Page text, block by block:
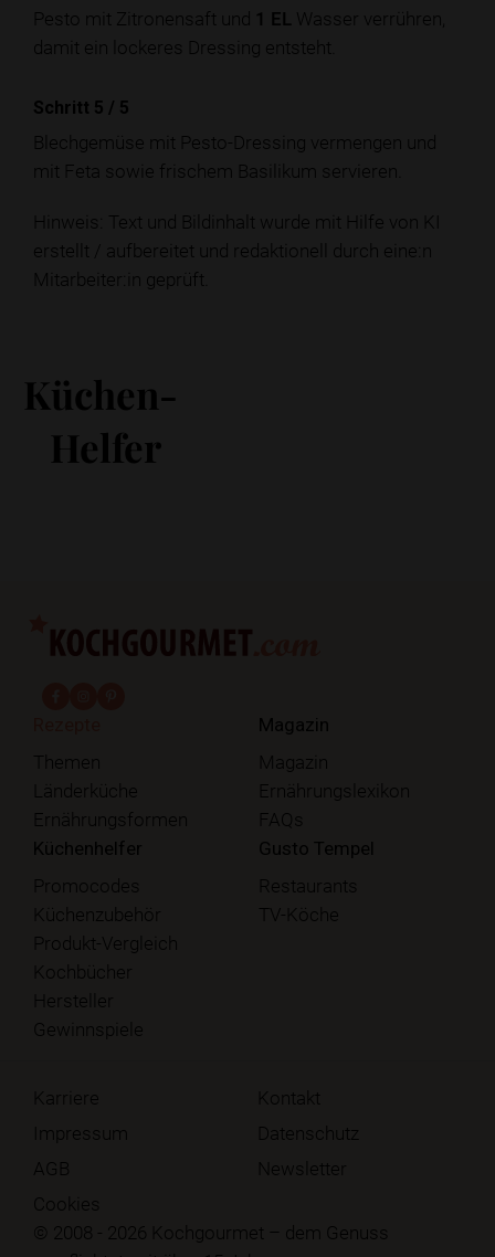
Pesto mit Zitronensaft und 1 EL Wasser verrühren,
damit ein lockeres Dressing entsteht.
Schritt 5 / 5
Blechgemüse mit Pesto-Dressing vermengen und
mit Feta sowie frischem Basilikum servieren.
Hinweis: Text und Bildinhalt wurde mit Hilfe von KI
erstellt / aufbereitet und redaktionell durch eine:n
Mitarbeiter:in geprüft.
Küchen-
Helfer
Themen
Länderküche
Ernährungsformen
Magazin
Magazin
Ernährungslexikon
FAQs
Küchenhelfer
Promocodes
Küchenzubehör
Produkt-Vergleich
Kochbücher
Hersteller
Gewinnspiele
Gusto Tempel
Restaurants
TV-Köche
© 2008 - 2026 Kochgourmet – dem Genuss
Karriere
Kontakt
Impressum
Datenschutz
AGB
Newsletter
Cookies